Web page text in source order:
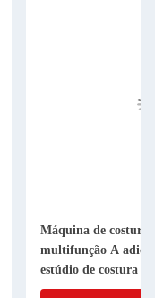
Máquina de costura
multifunção A
estúdio de costura